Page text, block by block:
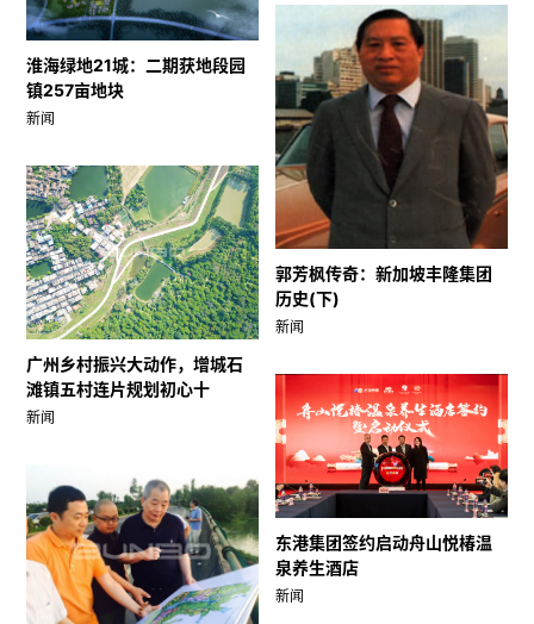
淮海绿地21城：二期获地段园
镇257亩地块
新闻
郭芳枫传奇：新加坡丰隆集团
历史(下)
新闻
广州乡村振兴大动作，增城石
滩镇五村连片规划初心十
新闻
东港集团签约启动舟山悦椿温
泉养生酒店
新闻